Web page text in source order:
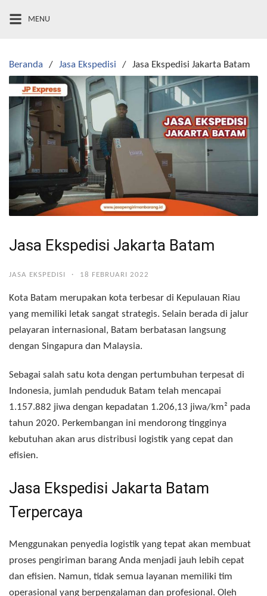
MENU
Beranda Jasa Ekspedisi Jasa Ekspedisi Jakarta Batam
Jasa Ekspedisi Jakarta Batam
JASA EKSPEDISI · 18 FEBRUARI 2022
Kota Batam merupakan kota terbesar di Kepulauan Riau
yang memiliki letak sangat strategis. Selain berada di jalur
pelayaran internasional, Batam berbatasan langsung
dengan Singapura dan Malaysia.
Sebagai salah satu kota dengan pertumbuhan terpesat di
Indonesia, jumlah penduduk Batam telah mencapai
1.157.882 jiwa dengan kepadatan 1.206,13 jiwa/km² pada
tahun 2020. Perkembangan ini mendorong tingginya
kebutuhan akan arus distribusi logistik yang cepat dan
efisien.
Jasa Ekspedisi Jakarta Batam
Terpercaya
Menggunakan penyedia logistik yang tepat akan membuat
proses pengiriman barang Anda menjadi jauh lebih cepat
dan efisien. Namun, tidak semua layanan memiliki tim
operasional yang berpengalaman dan profesional. Oleh